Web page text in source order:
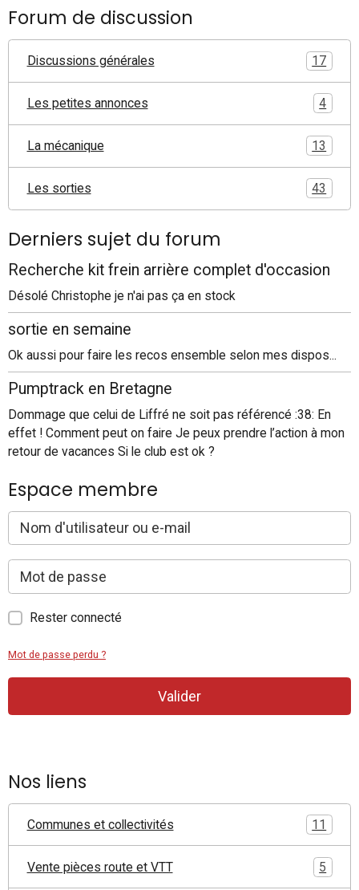
Forum de discussion
Discussions générales 17
Les petites annonces 4
La mécanique 13
Les sorties 43
Derniers sujet du forum
Recherche kit frein arrière complet d'occasion
Désolé Christophe je n'ai pas ça en stock
sortie en semaine
Ok aussi pour faire les recos ensemble selon mes dispos...
Pumptrack en Bretagne
Dommage que celui de Liffré ne soit pas référencé :38: En
effet ! Comment peut on faire Je peux prendre l’action à mon
retour de vacances Si le club est ok ?
Espace membre
Rester connecté
Mot de passe perdu ?
Valider
Nos liens
Communes et collectivités 11
Vente pièces route et VTT 5